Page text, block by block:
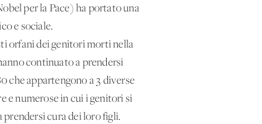
per la Pace) ha portato una
e sociale.
orfani dei genitori morti nella
continuato a prendersi
che appartengono a 3 diverse
e numerose in cui i genitori si
prendersi cura dei loro figli.